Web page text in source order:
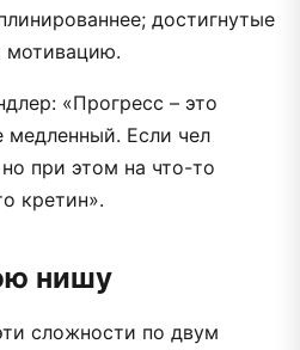
достигнутые
мотивацию.
«Прогресс – это
медленный. Если чел
при этом на что-то
кретин».
нишу
сложности по двум